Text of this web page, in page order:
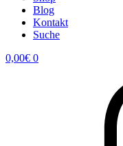
Blog
Kontakt
Suche
0,00€ 0